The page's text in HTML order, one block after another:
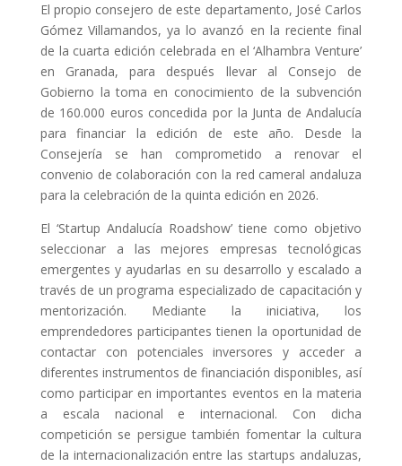
El propio consejero de este departamento, José Carlos
Gómez Villamandos, ya lo avanzó en la reciente final
de la cuarta edición celebrada en el ‘Alhambra Venture’
en Granada, para después llevar al Consejo de
Gobierno la toma en conocimiento de la subvención
de 160.000 euros concedida por la Junta de Andalucía
para financiar la edición de este año. Desde la
Consejería se han comprometido a renovar el
convenio de colaboración con la red cameral andaluza
para la celebración de la quinta edición en 2026.
El ‘Startup Andalucía Roadshow’ tiene como objetivo
seleccionar a las mejores empresas tecnológicas
emergentes y ayudarlas en su desarrollo y escalado a
través de un programa especializado de capacitación y
mentorización. Mediante la iniciativa, los
emprendedores participantes tienen la oportunidad de
contactar con potenciales inversores y acceder a
diferentes instrumentos de financiación disponibles, así
como participar en importantes eventos en la materia
a escala nacional e internacional. Con dicha
competición se persigue también fomentar la cultura
de la internacionalización entre las startups andaluzas,